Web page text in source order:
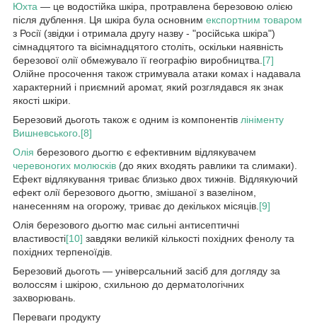
Юхта — це водостійка шкіра, протравлена березовою олією
після дублення. Ця шкіра була основним експортним товаром
з Росії (звідки і отримала другу назву - "російська шкіра")
сімнадцятого та вісімнадцятого століть, оскільки наявність
березової олії обмежувало її географію виробництва.[7]
Олійне просочення також стримувала атаки комах і надавала
характерний і приємний аромат, який розглядався як знак
якості шкіри.
Березовий дьоготь також є одним із компонентів лініменту
Вишневського.[8]
Олія березового дьогтю є ефективним відлякувачем
черевоногих молюсків (до яких входять равлики та слимаки).
Ефект відлякування триває близько двох тижнів. Відлякуючий
ефект олії березового дьогтю, змішаної з вазеліном,
нанесенням на огорожу, триває до декількох місяців.[9]
Олія березового дьогтю має сильні антисептичні
властивості[10] завдяки великій кількості похідних фенолу та
похідних терпеноїдів.
Березовий дьоготь — універсальний засіб для догляду за
волоссям і шкірою, схильною до дерматологічних
захворювань.
Переваги продукту